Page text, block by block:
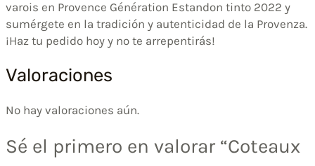
varois en Provence Génération Estandon tinto 2022 y
sumérgete en la tradición y autenticidad de la Provenza.
¡Haz tu pedido hoy y no te arrepentirás!
Valoraciones
No hay valoraciones aún.
Sé el primero en valorar “Coteaux